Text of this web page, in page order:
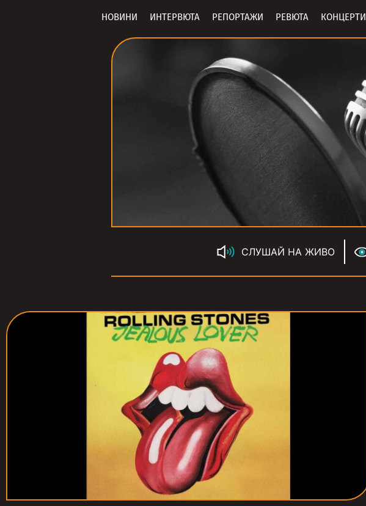
НОВИНИ ИНТЕРВЮТА РЕПОРТАЖИ РЕВЮТА КОНЦЕРТИ
СЛУШАЙ НА ЖИВО